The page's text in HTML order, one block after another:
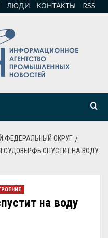
ЛЮДИ КОНТАКТЫ RSS
ФЕДЕРАЛЬНЫЙ ОКРУГ
СУДОВЕРФЬ СПУСТИТ НА ВОДУ
на воду